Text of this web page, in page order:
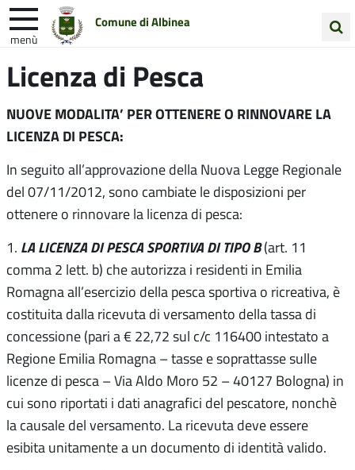
Comune di Albinea
menù
nel
Entra in Comune
Unione Colline Matildiche
Licenza di Pesca
NUOVE MODALITA’ PER OTTENERE O RINNOVARE LA
LICENZA DI PESCA:
In seguito all’approvazione della Nuova Legge Regionale
del 07/11/2012, sono cambiate le disposizioni per
ottenere o rinnovare la licenza di pesca:
1. LA LICENZA DI PESCA SPORTIVA DI TIPO B(art. 11
comma 2 lett. b) che autorizza i residenti in Emilia
Romagna all’esercizio della pesca sportiva o ricreativa, è
costituita dalla ricevuta di versamento della tassa di
concessione (pari a € 22,72 sul c/c 116400 intestato a
Regione Emilia Romagna – tasse e soprattasse sulle
licenze di pesca – Via Aldo Moro 52 – 40127 Bologna) in
cui sono riportati i dati anagrafici del pescatore, nonchè
la causale del versamento. La ricevuta deve essere
esibita unitamente a un documento di identità valido.